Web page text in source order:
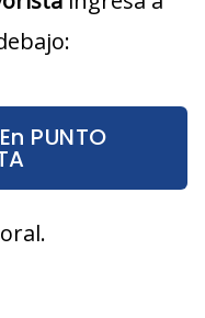
PUNTO